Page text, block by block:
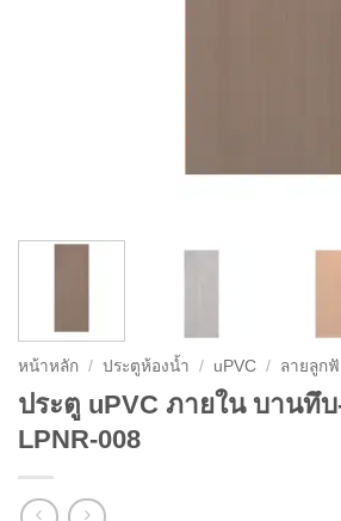
หน้าหลัก / ประตูห้องน้ำ / uPVC / ลายลูก
ประตู uPVC ภายใน บานทึ
LPNR-008